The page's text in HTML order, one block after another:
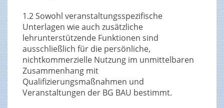
1.2 Sowohl veranstaltungsspezifische
Unterlagen wie auch zusätzliche
lehrunterstützende Funktionen sind
ausschließlich für die persönliche,
nichtkommerzielle Nutzung im unmittelbaren
Zusammenhang mit
Qualifizierungsmaßnahmen und
Veranstaltungen der BG BAU bestimmt.